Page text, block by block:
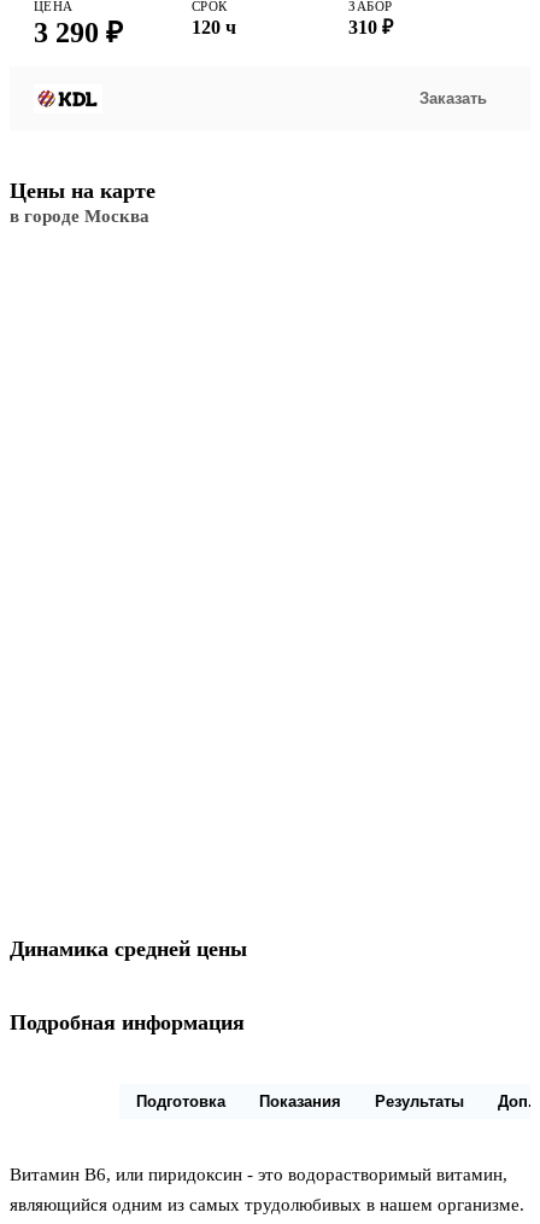
ЦЕНА
3 290 ₽
СРОК
120 ч
ЗАБОР
310 ₽
Заказать
Цены на карте
в городе Москва
Динамика средней цены
Подробная информация
Подготовка Показания Результаты Доп.
Витамин В6, или пиридоксин - это водорастворимый витамин,
являющийся одним из самых трудолюбивых в нашем организме.